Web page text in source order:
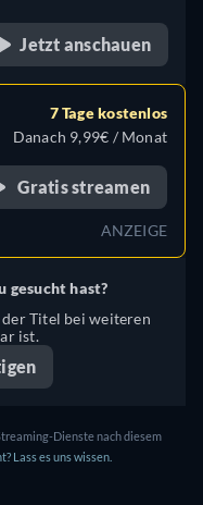
Jetzt anschauen
7 Tage kostenlos
Danach 9,99€ / Monat
Gratis streamen
ANZEIGE
gesucht hast?
Titel bei weiteren
ist.
Dienste nach diesem
Lass es uns wissen.